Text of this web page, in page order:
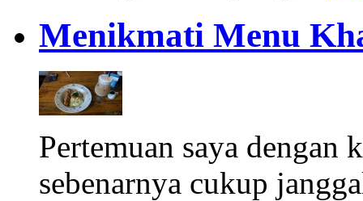
Menikmati Menu
Pertemuan saya dengan
sebenarnya cukup